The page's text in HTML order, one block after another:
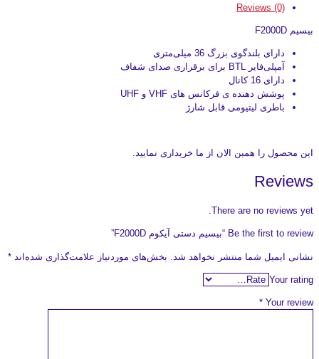
Reviews (0)
بیسیم F2000D
دارای بلندگوی بزرگ 36 میلی‌متری
آمپلی‌فایر BTL برای برقراری صدای شفاف
دارای 16 کانال
پوشش دهنده ی فرکانس های VHF و UHF
باطری لیتیومی قابل شارژ
این محصول را همین الان از ما خریداری نمایید.
Reviews
There are no reviews yet.
Be the first to review “بیسیم دستی آیکوم F2000D”
نشانی ایمیل شما منتشر نخواهد شد. بخش‌های موردنیاز علامت‌گذاری شده‌اند *
Your rating
Your review
*